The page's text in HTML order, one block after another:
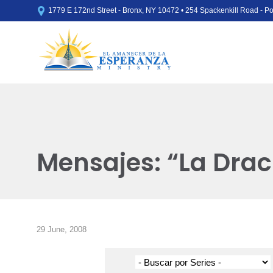
 1779 E 172nd Street - Bronx, NY 10472 • 254 Spackenkill Road -
Mensajes: “La
29 June, 2008